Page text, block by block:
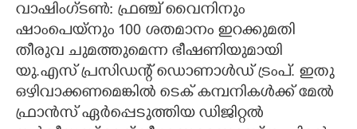
LITERATURE
ZOOM
വാഷിംഗ്ടൺ: ഫ്രഞ്ച് വൈനിനും
ഷാംപെയ്നും 100 ശതമാനം ഇറക്കുമതി
തീരുവ ചുമത്തുമെന്ന ഭീഷണിയുമായി
യു.എസ് പ്രസിഡന്റ് ഡൊണാൾഡ് ട്രംപ്. ഇതു
ഒഴിവാക്കണമെങ്കിൽ ടെക് കമ്പനികൾക്ക് മേൽ
ഫ്രാൻസ് ഏർപ്പെടുത്തിയ ഡിജിറ്റൽ